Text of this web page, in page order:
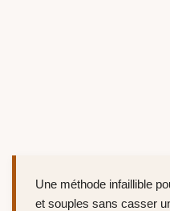
Une méthode infaillible
et souples sans casser